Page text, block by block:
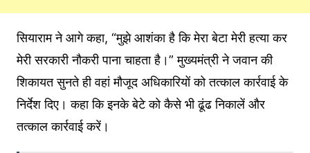
सियाराम ने आगे कहा, “मुझे आशंका है कि मेरा बेटा मेरी हत्या कर
मेरी सरकारी नौकरी पाना चाहता है।” मुख्यमंत्री ने जवान की
शिकायत सुनते ही वहां मौजूद अधिकारियों को तत्काल कार्रवाई के
निर्देश दिए। कहा कि इनके बेटे को कैसे भी ढूंढ निकालें और
तत्काल कार्रवाई करें।